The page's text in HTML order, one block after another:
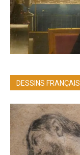
DESSINS FRANÇAIS